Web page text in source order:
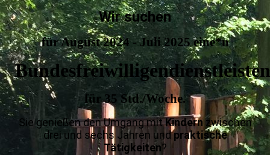
Wir suchen
für August 2024 - Juli 2025 eine*n
für 35 Std./Woche.
Sie genießen den Umgang mitKindern zwischen
drei und sechs Jahren undpraktische
Tätigkeiten?